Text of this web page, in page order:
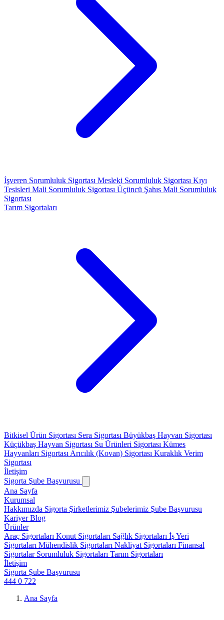
İşveren Sorumluluk Sigortası Mesleki Sorumluluk Sigortası Kıyı
Tesisleri Mali Sorumluluk Sigortası Üçüncü Şahıs Mali Sorumluluk
Sigortası
Tarım Sigortaları
Bitkisel Ürün Sigortası Sera Sigortası Büyükbaş Hayvan Sigortası
Küçükbaş Hayvan Sigortası Su Ürünleri Sigortası Kümes
Hayvanları Sigortası Arıcılık (Kovan) Sigortası Kuraklık Verim
Sigortası
İletişim
Sigorta Şube Başvurusu
Ana Sayfa
Kurumsal
Hakkımızda Sigorta Şirketlerimiz Şubelerimiz Şube Başvurusu
KariyerBlog
Ürünler
Araç Sigortaları Konut Sigortaları Sağlık Sigortaları İş Yeri
Sigortaları Mühendislik Sigortaları Nakliyat Sigortaları Finansal
Sigortalar Sorumluluk Sigortaları Tarım Sigortaları
İletişim
Sigorta Şube Başvurusu
444 0 722
Ana Sayfa